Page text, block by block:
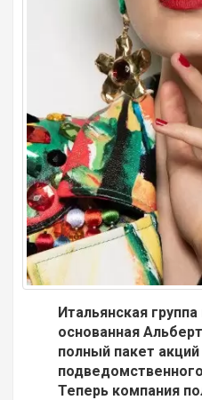
Итальянская
основанная
полный пакет
Теперь компания